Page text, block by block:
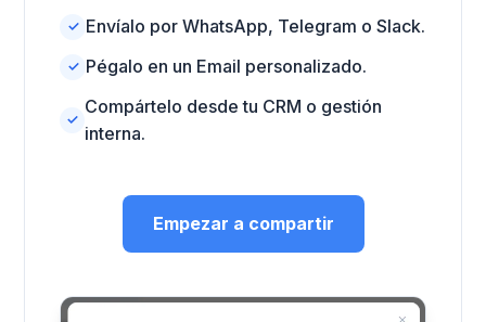
✓ Envíalo por WhatsApp, Telegram o Slack.
✓ Pégalo en un Email personalizado.
✓
Compártelo desde tu CRM o gestión
interna.
Empezar a compartir